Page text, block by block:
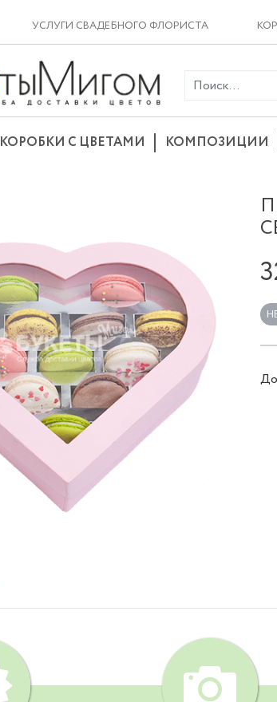
УСЛУГИ СВАДЕБНОГО ФЛОРИСТА
КОРОБКИ С ЦВЕТАМИ КОМПОЗИЦИИ